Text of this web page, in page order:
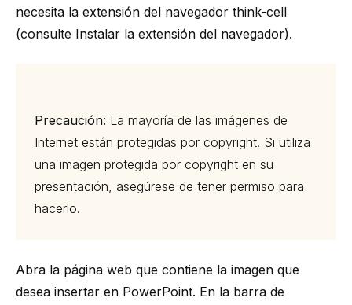
necesita la extensión del navegador think-cell
(consulte Instalar la extensión del navegador).
Precaución: La mayoría de las imágenes de
Internet están protegidas por copyright. Si utiliza
una imagen protegida por copyright en su
presentación, asegúrese de tener permiso para
hacerlo.
Abra la página web que contiene la imagen que
desea insertar en PowerPoint. En la barra de